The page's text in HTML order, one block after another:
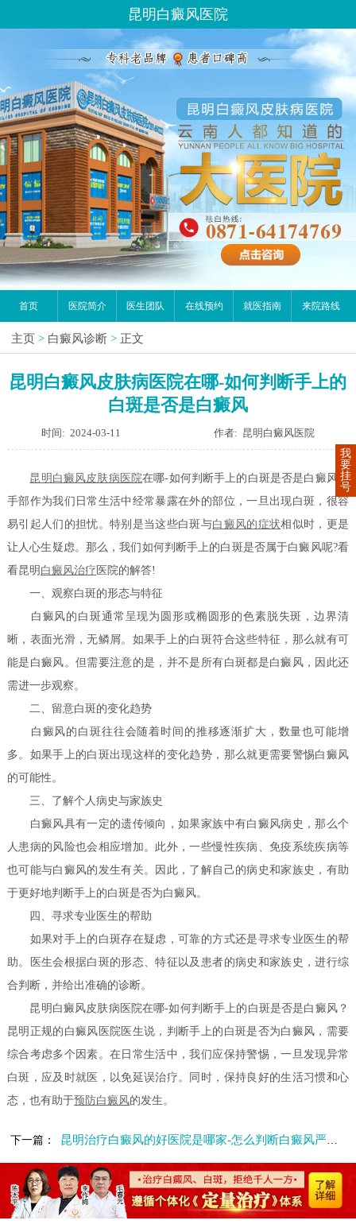
昆明白癜风医院
首页 医院简介 医生团队 在线预约 就医指南 来院路线
主页 > 白癜风诊断 > 正文
昆明白癜风皮肤病医院在哪-如何判断手上的
白斑是否是白癜风
时间: 2024-03-11 作者: 昆明白癜风医院
昆明白癜风皮肤病医院在哪-如何判断手上的白斑是否是白癜风？
手部作为我们日常生活中经常暴露在外的部位，一旦出现白斑，很容
易引起人们的担忧。特别是当这些白斑与白癜风的症状相似时，更是
让人心生疑虑。那么，我们如何判断手上的白斑是否属于白癜风呢?看
看昆明 白癜风治疗 医院的解答!
一、观察白斑的形态与特征
白癜风的白斑通常呈现为圆形或椭圆形的色素脱失斑，边界清
晰，表面光滑，无鳞屑。如果手上的白斑符合这些特征，那么就有可
能是白癜风。但需要注意的是，并不是所有白斑都是白癜风，因此还
需进一步观察。
二、留意白斑的变化趋势
白癜风的白斑往往会随着时间的推移逐渐扩大，数量也可能增
多。如果手上的白斑出现这样的变化趋势，那么就更需要警惕白癜风
的可能性。
三、了解个人病史与家族史
白癜风具有一定的遗传倾向，如果家族中有白癜风病史，那么个
人患病的风险也会相应增加。此外，一些慢性疾病、免疫系统疾病等
也可能与白癜风的发生有关。因此，了解自己的病史和家族史，有助
于更好地判断手上的白斑是否为白癜风。
四、寻求专业医生的帮助
如果对手上的白斑存在疑虑，可靠的方式还是寻求专业医生的帮
助。医生会根据白斑的形态、特征以及患者的病史和家族史，进行综
合判断，并给出准确的诊断。
昆明白癜风皮肤病医院在哪-如何判断手上的白斑是否是白癜风？
昆明正规的白癜风医院医生说，判断手上的白斑是否为白癜风，需要
综合考虑多个因素。在日常生活中，我们应保持警惕，一旦发现异常
白斑，应及时就医，以免延误治疗。同时，保持良好的生活习惯和心
态，也有助于预防白癜风的发生。
下一篇： 昆明治疗白癜风的好医院是哪家-怎么判断白癜风严不严重
我
要
挂
号